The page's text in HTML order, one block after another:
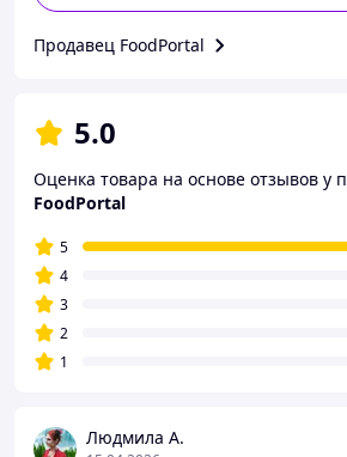
Людмила А.
Продавец FoodPortal
5.0
Оценка товара на основе отзывов у
FoodPortal
5
4
3
2
1